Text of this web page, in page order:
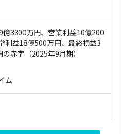
億3300万円、営業利益10億200
利益18億500万円、最終損益3
赤字（2025年9月期）
ム